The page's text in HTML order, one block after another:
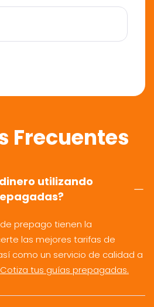
Frecuentes
utilizando
prepago tienen la
las mejores tarifas de
como un servicio de calidad a
Cotiza tus guías prepagadas.